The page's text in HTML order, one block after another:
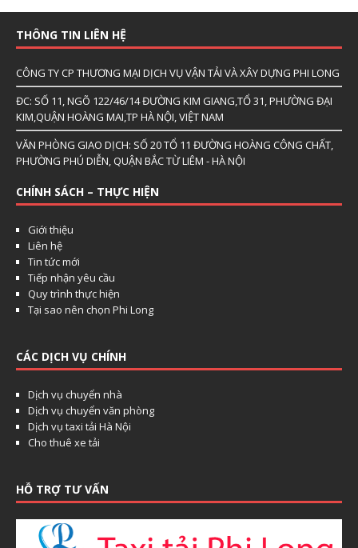
THÔNG TIN LIÊN HỆ
CÔNG TY CP THƯƠNG MẠI DỊCH VỤ VẬN TẢI VÀ XÂY DỰNG PHI LONG
ĐC: SỐ 11, NGÕ 122/46/14 ĐƯỜNG KIM GIANG,TỔ 31, PHƯỜNG ĐẠI
KIM,QUẬN HOÀNG MAI,TP HÀ NỘI, VIỆT NAM
VĂN PHÒNG GIAO DỊCH: SỐ 20 TỔ 11 ĐƯỜNG HOÀNG CÔNG CHẤT,
PHƯỜNG PHÚ DIỄN, QUẬN BẮC TỪ LIÊM - HÀ NỘI
CHÍNH SÁCH – THỰC HIỆN
Giới thiệu
Liên hệ
Tin tức mới
Tiếp nhận yêu cầu
Quy trình thực hiện
Tại sao nên chọn Phi Long
CÁC DỊCH VỤ CHÍNH
Dịch vụ chuyển nhà
Dịch vụ chuyển văn phòng
Dịch vụ taxi tải Hà Nội
Cho thuê xe tải
HỖ TRỢ TƯ VẤN